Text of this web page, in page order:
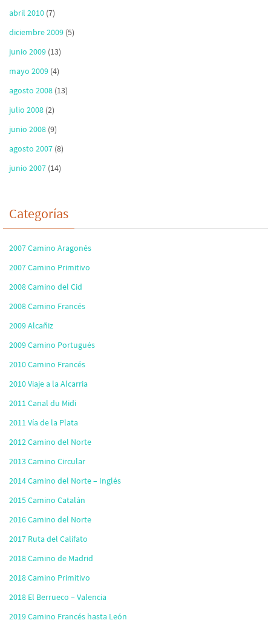
abril 2010 (7)
diciembre 2009 (5)
junio 2009 (13)
mayo 2009 (4)
agosto 2008 (13)
julio 2008 (2)
junio 2008 (9)
agosto 2007 (8)
junio 2007 (14)
Categorías
2007 Camino Aragonés
2007 Camino Primitivo
2008 Camino del Cid
2008 Camino Francés
2009 Alcañiz
2009 Camino Portugués
2010 Camino Francés
2010 Viaje a la Alcarria
2011 Canal du Midi
2011 Vía de la Plata
2012 Camino del Norte
2013 Camino Circular
2014 Camino del Norte – Inglés
2015 Camino Catalán
2016 Camino del Norte
2017 Ruta del Califato
2018 Camino de Madrid
2018 Camino Primitivo
2018 El Berrueco – Valencia
2019 Camino Francés hasta León